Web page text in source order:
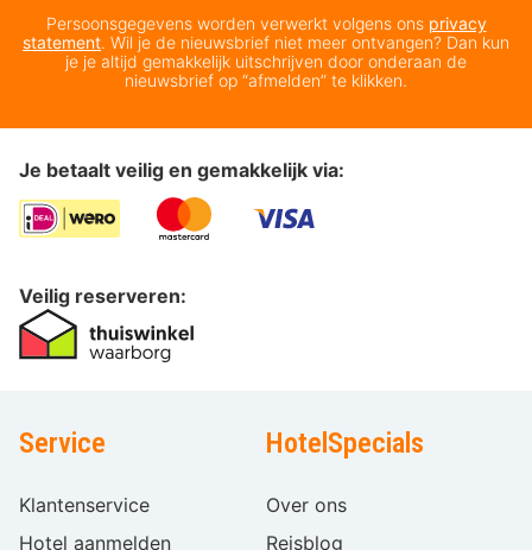
Persoonsgegevens worden verwerkt volgens ons privacy
statement. Wil je de nieuwsbrief niet meer ontvangen? Dan kun
je je altijd gemakkelijk uitschrijven door onderaan de
nieuwsbrief op “afmelden” te klikken.
Je betaalt veilig en gemakkelijk via:
Veilig reserveren:
Service
Klantenservice
Hotel aanmelden
HotelSpecials
Over ons
Reisblog